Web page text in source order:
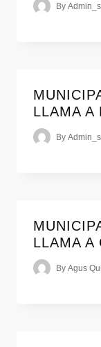
By
LLAMA A
By
LLAMA A
By Agus